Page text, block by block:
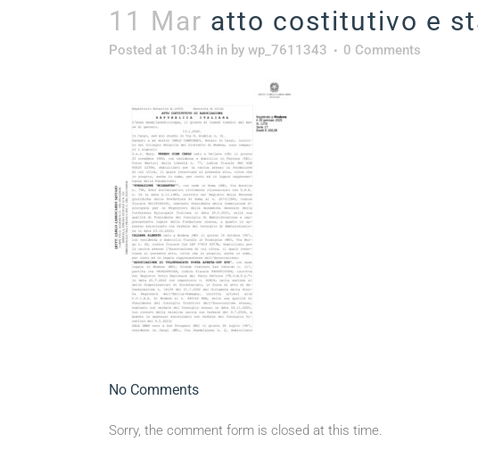
11 Mar atto costitutivo e
Posted at 10:34h in by wp_7611343 0 Comments
No Comments
Sorry, the comment form is closed at this time.